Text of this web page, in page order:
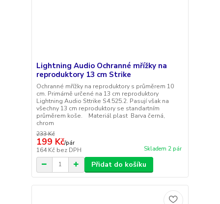
Lightning Audio Ochranné mřížky na
reproduktory 13 cm Strike
Ochranné mřížky na reproduktory s průměrem 10
cm. Primárně určené na 13 cm reproduktory
Lightning Audio Sttrike S4.525.2. Pasují však na
všechny 13 cm reproduktory se standartním
průměrem koše. Materiál plast Barva černá,
chrom
233 Kč
199 Kč/pár
164 Kč bez DPH Skladem 2 pár
Přidat do košíku